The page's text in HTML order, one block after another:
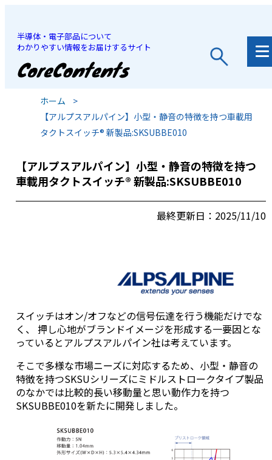
半導体・電子部品について
わかりやすい情報をお届けするサイト
JP
ホーム
>
【アルプスアルパイン】小型・静音の特徴を持つ車載用
タクトスイッチ® 新製品:SKSUBBE010
【アルプスアルパイン】小型・静音の特徴を持つ
車載用タクトスイッチ® 新製品:SKSUBBE010
最終更新日：2025/11/10
スイッチはオン/オフなどの信号伝達を行う機能だけでな
く、 押し心地がブランドイメージを形成する一要因とな
っているとアルプスアルパイン社は考えています。
そこで多様な市場ニーズに対応するため、小型・静音の
特徴を持つSKSUシリーズにミドルストロークタイプ製品
のなかでは比較的長い移動量と思い動作力を持つ
SKSUBBE010を新たに開発しました。